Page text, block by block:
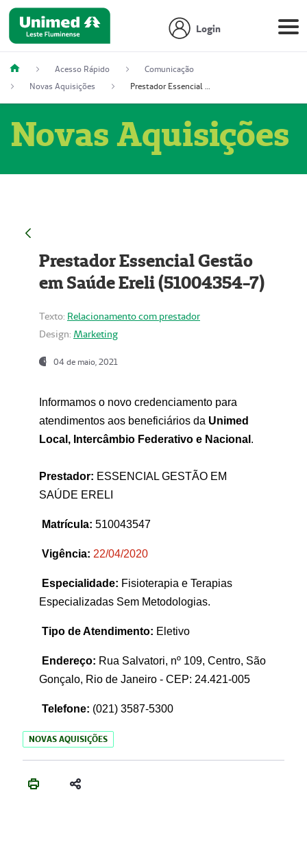
Login
Acesso Rápido
Comunicação
Novas Aquisições
Prestador Essencial Gestão em Saúde Ereli (51004354-7)
Novas Aquisições
Prestador Essencial Gestão
em Saúde Ereli (51004354-7)
Texto: Relacionamento com prestador
Design: Marketing
04 de maio, 2021
Informamos o novo credenciamento para
atendimentos aos beneficiários da Unimed
Local, Intercâmbio Federativo e Nacional .
Prestador: ESSENCIAL GESTÃO EM
SAÚDE ERELI
Matrícula: 510043547
Vigência: 22/04/2020
Especialidade: Fisioterapia e Terapias
Especializadas Sem Metodologias.
Tipo de Atendimento: Eletivo
Endereço: Rua Salvatori, nº 109, Centro, São
Gonçalo, Rio de Janeiro - CEP: 24.421-005
Telefone: (021) 3587-5300
NOVAS AQUISIÇÕES